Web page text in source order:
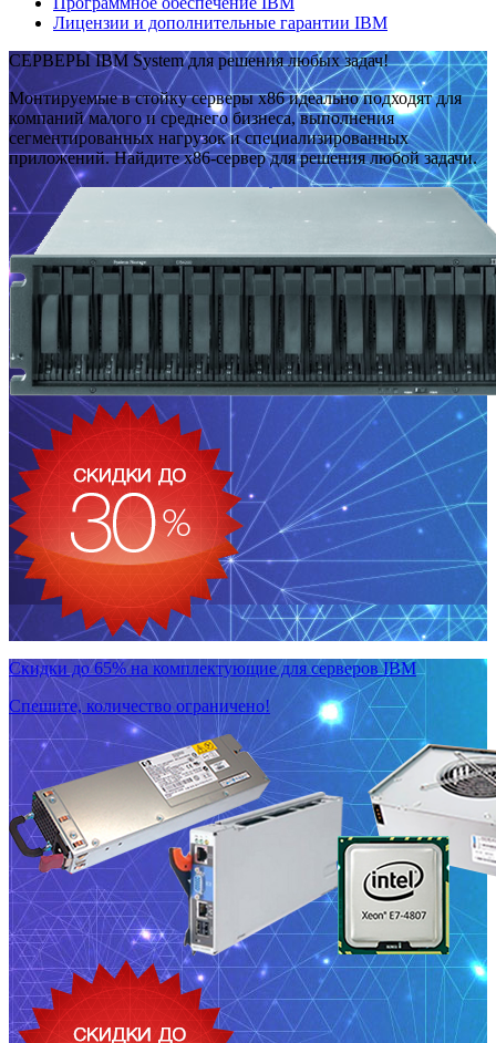
Лицензии и дополнительные гарантии IBM
СЕРВЕРЫ IBM System для решения любых задач!
Монтируемые в стойку серверы x86 идеально подходят для
компаний малого и среднего бизнеса, выполнения
сегментированных нагрузок и специализированных
приложений. Найдите x86-сервер для решения любой задачи.
Скидки до 65% на комплектующие для серверов IBM
Спешите, количество ограничено!